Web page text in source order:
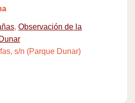
, Observación de la
s/n (Parque Dunar)